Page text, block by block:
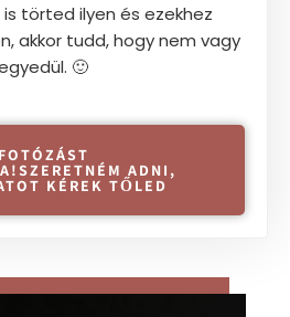
törted ilyen és ezekhez
akkor tudd, hogy nem vagy
🙂
FOTÓZÁST
ADNI,
KÉREK TŐLED